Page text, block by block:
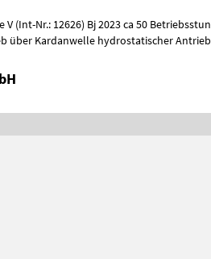
Allradantrieb über Kardanwelle hydrostatischer Antrieb